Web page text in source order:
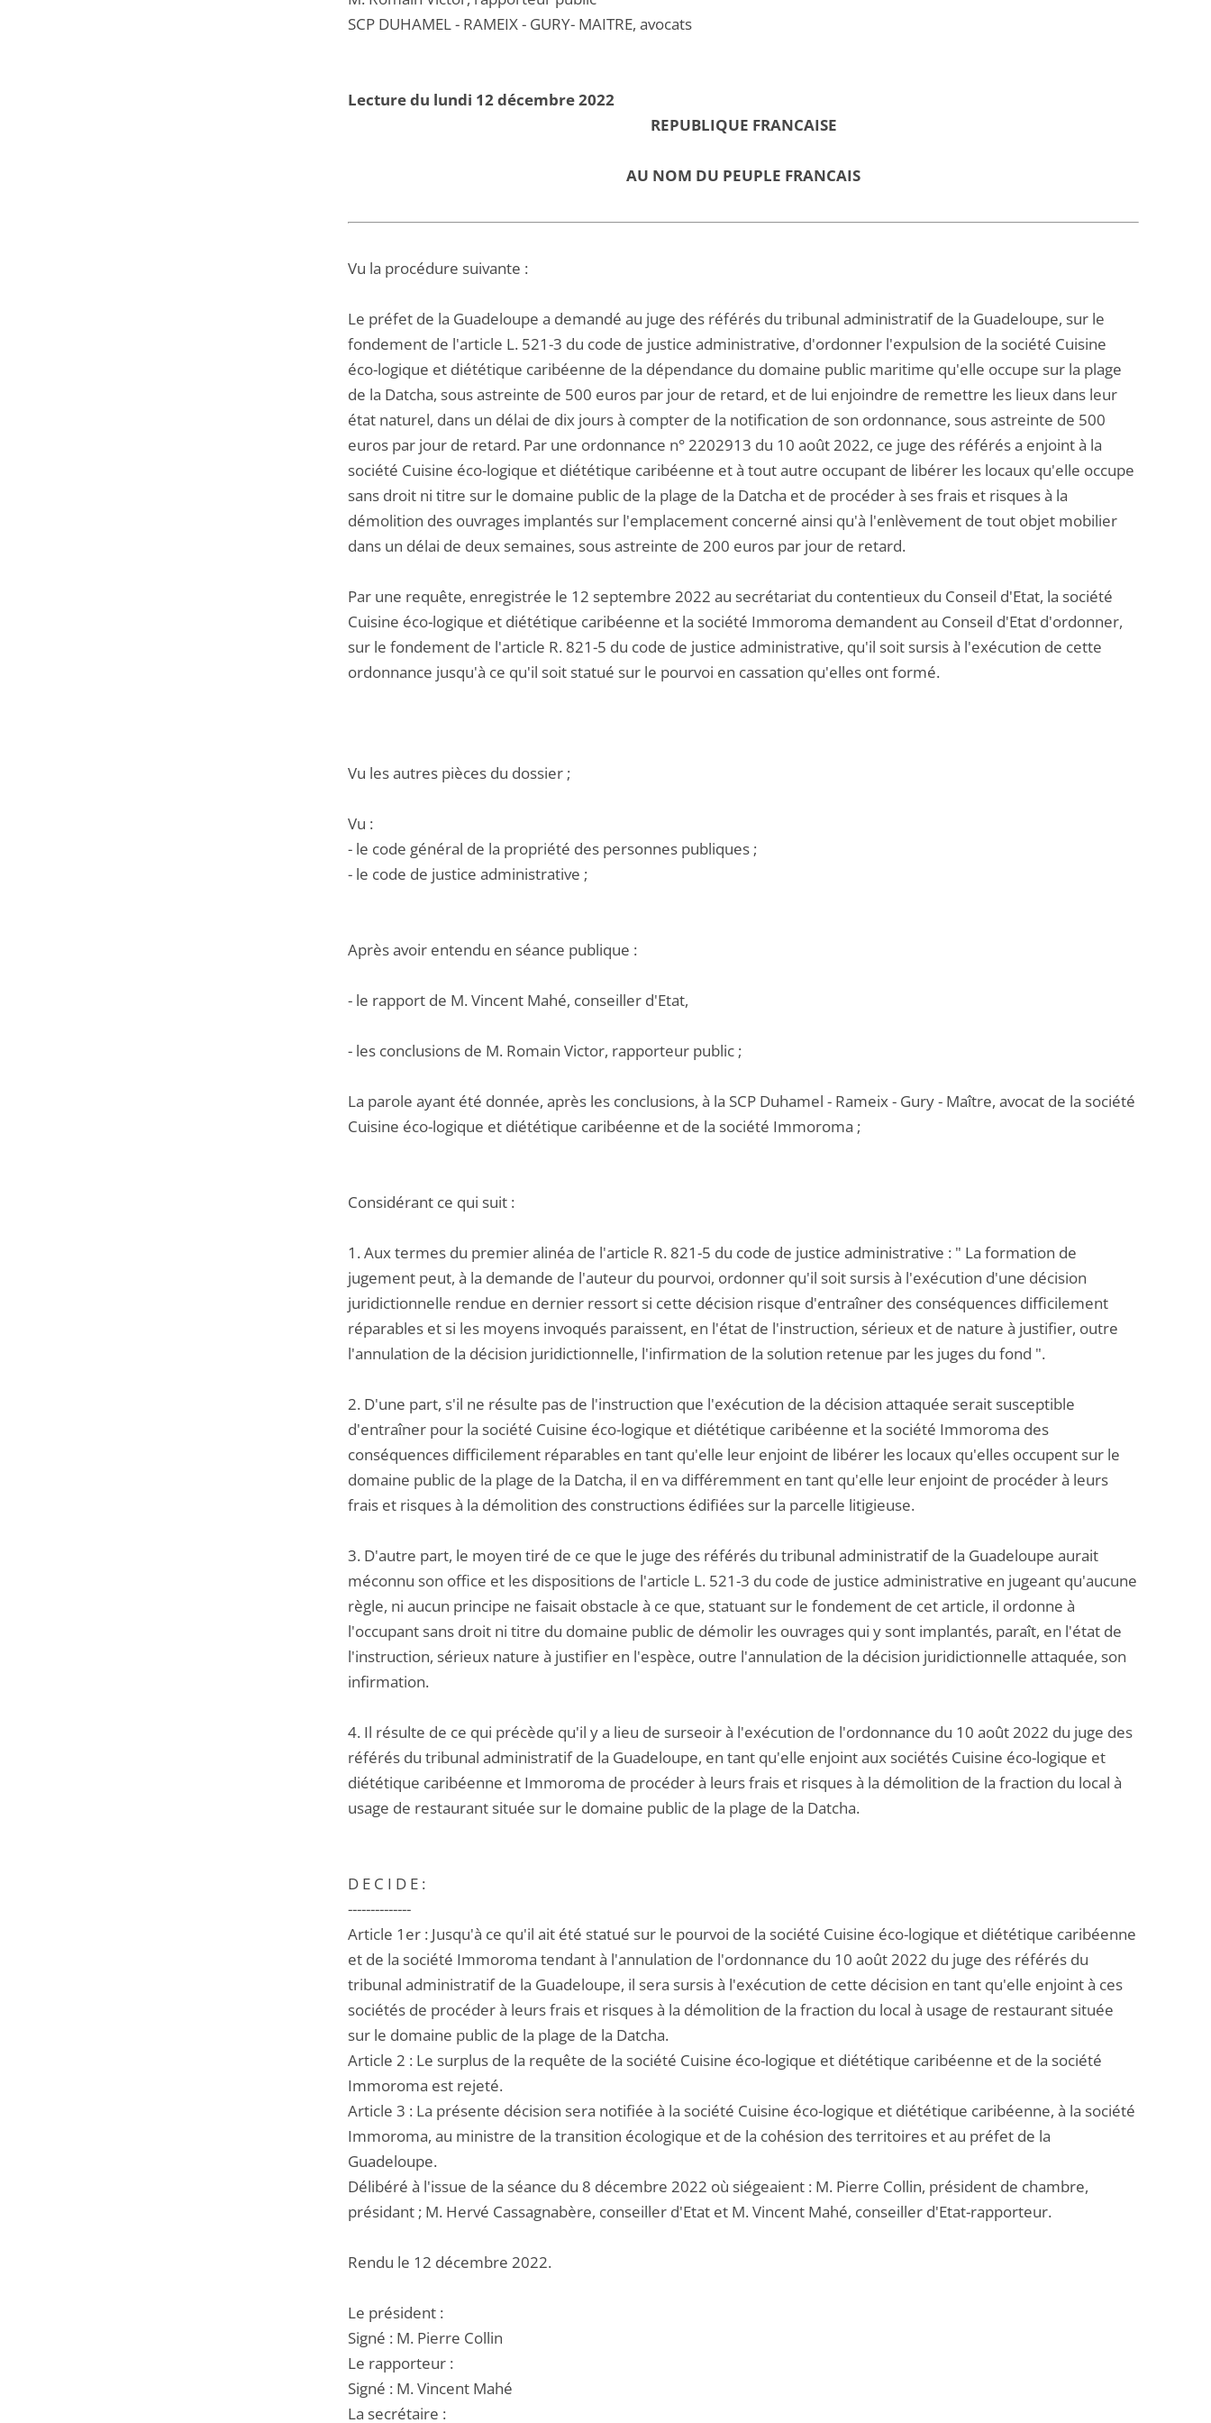
SCP DUHAMEL - RAMEIX - GURY- MAITRE, avocats
Lecture du lundi 12 décembre 2022
REPUBLIQUE FRANCAISE
AU NOM DU PEUPLE FRANCAIS
Vu la procédure suivante :
Le préfet de la Guadeloupe a demandé au juge des référés du tribunal administratif de la Guadeloupe, sur le
fondement de l'article L. 521-3 du code de justice administrative, d'ordonner l'expulsion de la société Cuisine
éco-logique et diététique caribéenne de la dépendance du domaine public maritime qu'elle occupe sur la plage
de la Datcha, sous astreinte de 500 euros par jour de retard, et de lui enjoindre de remettre les lieux dans leur
état naturel, dans un délai de dix jours à compter de la notification de son ordonnance, sous astreinte de 500
euros par jour de retard. Par une ordonnance n° 2202913 du 10 août 2022, ce juge des référés a enjoint à la
société Cuisine éco-logique et diététique caribéenne et à tout autre occupant de libérer les locaux qu'elle occupe
sans droit ni titre sur le domaine public de la plage de la Datcha et de procéder à ses frais et risques à la
démolition des ouvrages implantés sur l'emplacement concerné ainsi qu'à l'enlèvement de tout objet mobilier
dans un délai de deux semaines, sous astreinte de 200 euros par jour de retard.
Par une requête, enregistrée le 12 septembre 2022 au secrétariat du contentieux du Conseil d'Etat, la société
Cuisine éco-logique et diététique caribéenne et la société Immoroma demandent au Conseil d'Etat d'ordonner,
sur le fondement de l'article R. 821-5 du code de justice administrative, qu'il soit sursis à l'exécution de cette
ordonnance jusqu'à ce qu'il soit statué sur le pourvoi en cassation qu'elles ont formé.
Vu les autres pièces du dossier ;
Vu :
- le code général de la propriété des personnes publiques ;
- le code de justice administrative ;
Après avoir entendu en séance publique :
- le rapport de M. Vincent Mahé, conseiller d'Etat,
- les conclusions de M. Romain Victor, rapporteur public ;
La parole ayant été donnée, après les conclusions, à la SCP Duhamel - Rameix - Gury - Maître, avocat de la société
Cuisine éco-logique et diététique caribéenne et de la société Immoroma ;
Considérant ce qui suit :
1. Aux termes du premier alinéa de l'article R. 821-5 du code de justice administrative : " La formation de
jugement peut, à la demande de l'auteur du pourvoi, ordonner qu'il soit sursis à l'exécution d'une décision
juridictionnelle rendue en dernier ressort si cette décision risque d'entraîner des conséquences difficilement
réparables et si les moyens invoqués paraissent, en l'état de l'instruction, sérieux et de nature à justifier, outre
l'annulation de la décision juridictionnelle, l'infirmation de la solution retenue par les juges du fond ".
2. D'une part, s'il ne résulte pas de l'instruction que l'exécution de la décision attaquée serait susceptible
d'entraîner pour la société Cuisine éco-logique et diététique caribéenne et la société Immoroma des
conséquences difficilement réparables en tant qu'elle leur enjoint de libérer les locaux qu'elles occupent sur le
domaine public de la plage de la Datcha, il en va différemment en tant qu'elle leur enjoint de procéder à leurs
frais et risques à la démolition des constructions édifiées sur la parcelle litigieuse.
3. D'autre part, le moyen tiré de ce que le juge des référés du tribunal administratif de la Guadeloupe aurait
méconnu son office et les dispositions de l'article L. 521-3 du code de justice administrative en jugeant qu'aucune
règle, ni aucun principe ne faisait obstacle à ce que, statuant sur le fondement de cet article, il ordonne à
l'occupant sans droit ni titre du domaine public de démolir les ouvrages qui y sont implantés, paraît, en l'état de
l'instruction, sérieux nature à justifier en l'espèce, outre l'annulation de la décision juridictionnelle attaquée, son
infirmation.
4. Il résulte de ce qui précède qu'il y a lieu de surseoir à l'exécution de l'ordonnance du 10 août 2022 du juge des
référés du tribunal administratif de la Guadeloupe, en tant qu'elle enjoint aux sociétés Cuisine éco-logique et
diététique caribéenne et Immoroma de procéder à leurs frais et risques à la démolition de la fraction du local à
usage de restaurant située sur le domaine public de la plage de la Datcha.
D E C I D E :
--------------
Article 1er : Jusqu'à ce qu'il ait été statué sur le pourvoi de la société Cuisine éco-logique et diététique caribéenne
et de la société Immoroma tendant à l'annulation de l'ordonnance du 10 août 2022 du juge des référés du
tribunal administratif de la Guadeloupe, il sera sursis à l'exécution de cette décision en tant qu'elle enjoint à ces
sociétés de procéder à leurs frais et risques à la démolition de la fraction du local à usage de restaurant située
sur le domaine public de la plage de la Datcha.
Article 2 : Le surplus de la requête de la société Cuisine éco-logique et diététique caribéenne et de la société
Immoroma est rejeté.
Article 3 : La présente décision sera notifiée à la société Cuisine éco-logique et diététique caribéenne, à la société
Immoroma, au ministre de la transition écologique et de la cohésion des territoires et au préfet de la
Guadeloupe.
Délibéré à l'issue de la séance du 8 décembre 2022 où siégeaient : M. Pierre Collin, président de chambre,
présidant ; M. Hervé Cassagnabère, conseiller d'Etat et M. Vincent Mahé, conseiller d'Etat-rapporteur.
Rendu le 12 décembre 2022.
Le président :
Signé : M. Pierre Collin
Le rapporteur :
Signé : M. Vincent Mahé
La secrétaire :